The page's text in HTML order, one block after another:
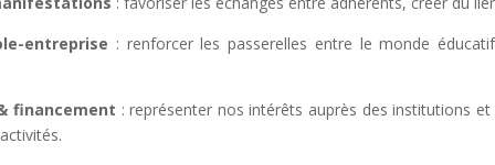
entreprise : renforcer les passerelles entre le monde
financement : représenter nos intérêts auprès des institutions